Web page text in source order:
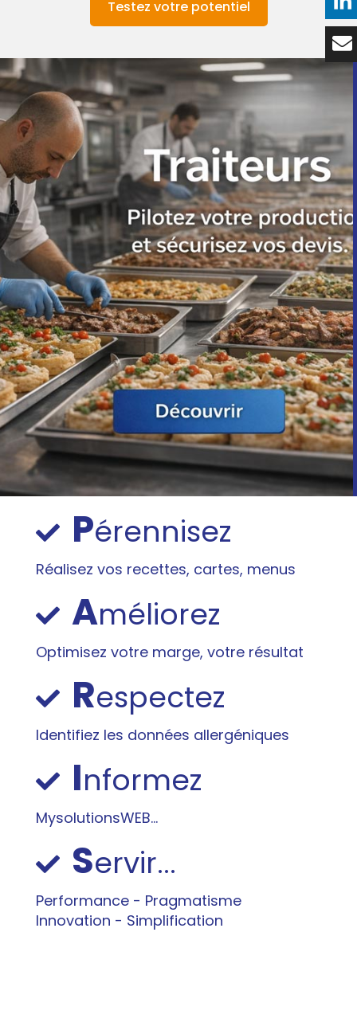
Témoignages
Tarifs
Contact
Testez votre potentiel
Pérennisez
Réalisez vos recettes, cartes, menus
Améliorez
Optimisez votre marge, votre résultat
Respectez
Identifiez les données allergéniques
Informez
MysolutionsWEB...
Servir...
Performance - Pragmatisme
Innovation - Simplification